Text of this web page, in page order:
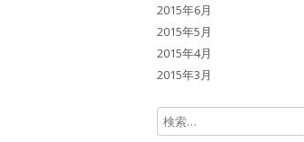
2015年6月
2015年5月
2015年4月
2015年3月
検索: